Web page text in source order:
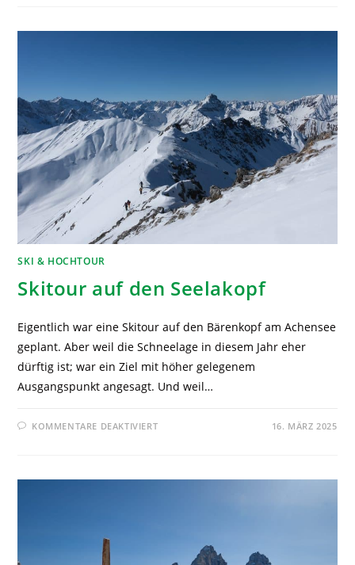
SKI & HOCHTOUR
Skitour auf den Seelakopf
Eigentlich war eine Skitour auf den Bärenkopf am Achensee
geplant. Aber weil die Schneelage in diesem Jahr eher
dürftig ist; war ein Ziel mit höher gelegenem
Ausgangspunkt angesagt. Und weil…
KOMMENTARE DEAKTIVIERT 16. MÄRZ 2025